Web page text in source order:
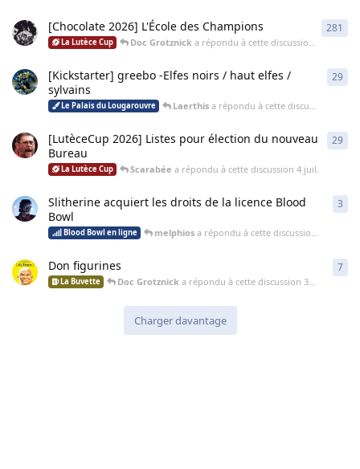
[Chocolate 2026] L'École des Champions
La Lutèce Cup Doc Grotznick a répondu à cette discussion
281
[Kickstarter] greebo -Elfes noirs / haut elfes /
sylvains
Le Palais du Lougarouvre Laerthis a répondu à cette discussion
29
[LutèceCup 2026] Listes pour élection du nouveau
Bureau
La Lutèce Cup Scarabée a répondu à cette discussion4 juil.
29
Slitherine acquiert les droits de la licence Blood
Bowl
Blood Bowl en ligne melphios a répondu à cette discussion
3
Don figurines
La Buvette Doc Grotznick a répondu à cette discussion 30 juin
7
Charger davantage